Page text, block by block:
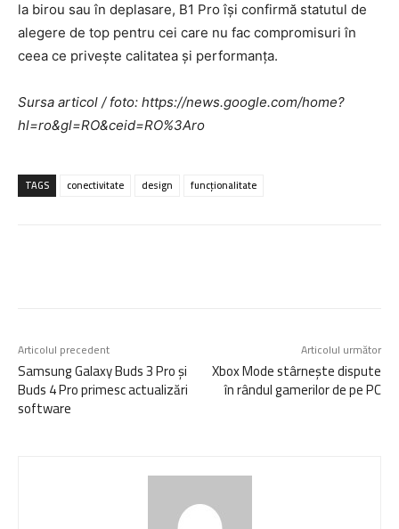
la birou sau în deplasare, B1 Pro își confirmă statutul de
alegere de top pentru cei care nu fac compromisuri în
ceea ce privește calitatea și performanța.
Sursa articol / foto: https://news.google.com/home?
hl=ro&gl=RO&ceid=RO%3Aro
TAGS conectivitate design funcționalitate
Articolul precedent
Samsung Galaxy Buds 3 Pro și
Buds 4 Pro primesc actualizări
software
Articolul următor
Xbox Mode stârnește dispute
în rândul gamerilor de pe PC